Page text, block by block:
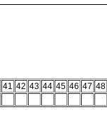
41 42 43 44 45 46 47 48